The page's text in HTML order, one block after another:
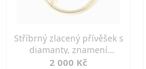
Stříbrný zlacený přívěšek s
diamanty, znamení
KOZOROH
2 000 Kč